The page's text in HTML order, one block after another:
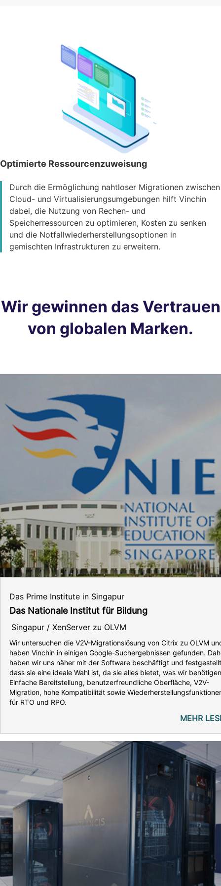
Optimierte Ressourcenzuweisung
Durch die Ermöglichung nahtloser Migrationen zwischen
Cloud- und Virtualisierungsumgebungen hilft Vinchin
dabei, die Nutzung von Rechen- und
Speicherressourcen zu optimieren, Kosten zu senken
und die Notfallwiederherstellungsoptionen in
gemischten Infrastrukturen zu erweitern.
Wir gewinnen das Vertrauen
von globalen Marken.
Das Prime Institute in Singapur
Das Nationale Institut für Bildung
Singapur / XenServer zu OLVM
Wir untersuchen die V2V-Migrationslösung von Citrix zu OLVM
haben Vinchin in einigen Google-Suchergebnissen gefunden.
haben wir uns näher mit der Software beschäftigt und
dass sie eine ideale Wahl ist, da sie alles bietet, was wir
Einfache Bereitstellung, benutzerfreundliche Oberfläche, V2V-
Migration, hohe Kompatibilität sowie
für RTO und RPO.
MEHR